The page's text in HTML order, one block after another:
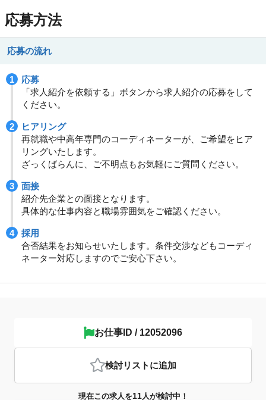
応募方法
応募の流れ
応募
「求人紹介を依頼する」ボタンから求人紹介の応募をして
ください。
ヒアリング
再就職や中高年専門のコーディネーターが、ご希望をヒア
リングいたします。
ざっくばらんに、ご不明点もお気軽にご質問ください。
面接
紹介先企業との面接となります。
具体的な仕事内容と職場雰囲気をご確認ください。
採用
合否結果をお知らせいたします。条件交渉などもコーディ
ネーター対応しますのでご安心下さい。
お仕事ID / 12052096
検討リスト に追加
現在この求人を11人が検討中！